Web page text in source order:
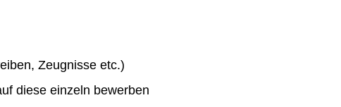
Zeugnisse etc.)
diese einzeln bewerben